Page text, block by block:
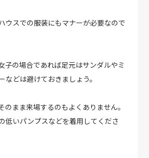
ウスでの服装にもマナーが必要なので
子の場合であれば足元はサンダルやミ
などは避けておきましょう。
のまま来場するのもよくありません。
低いパンプスなどを着用してくださ